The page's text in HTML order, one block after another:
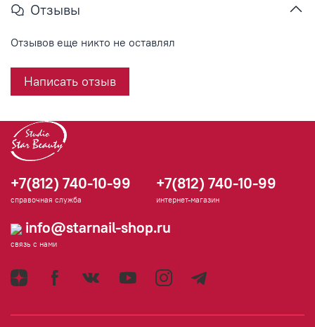
Отзывы
Отзывов еще никто не оставлял
Написать отзыв
+7(812) 740-10-99
справочная служба
+7(812) 740-10-99
интернет-магазин
info@starnail-shop.ru
связь с нами